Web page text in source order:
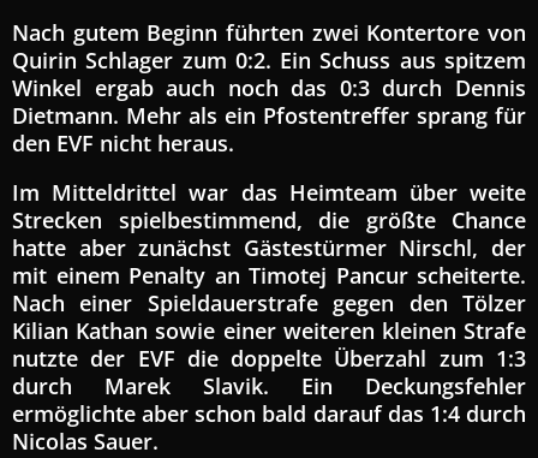
Nach gutem Beginn führten zwei Kontertore von
Quirin Schlager zum 0:2. Ein Schuss aus spitzem
Winkel ergab auch noch das 0:3 durch Dennis
Dietmann. Mehr als ein Pfostentreffer sprang für
den EVF nicht heraus.
Im Mitteldrittel war das Heimteam über weite
Strecken spielbestimmend, die größte Chance
hatte aber zunächst Gästestürmer Nirschl, der
mit einem Penalty an Timotej Pancur scheiterte.
Nach einer Spieldauerstrafe gegen den Tölzer
Kilian Kathan sowie einer weiteren kleinen Strafe
nutzte der EVF die doppelte Überzahl zum 1:3
durch Marek Slavik. Ein Deckungsfehler
ermöglichte aber schon bald darauf das 1:4 durch
Nicolas Sauer.